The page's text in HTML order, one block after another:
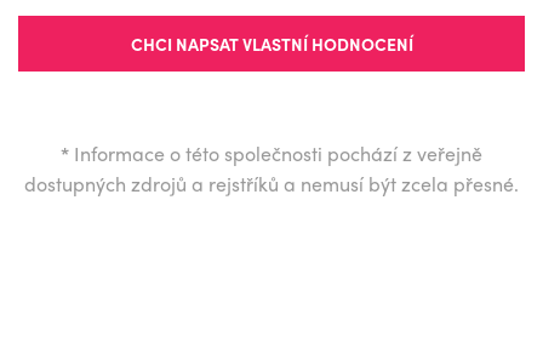
CHCI NAPSAT VLASTNÍ HODNOCENÍ
* Informace o této společnosti pochází z veřejně
dostupných zdrojů a rejstříků a nemusí být zcela přesné.